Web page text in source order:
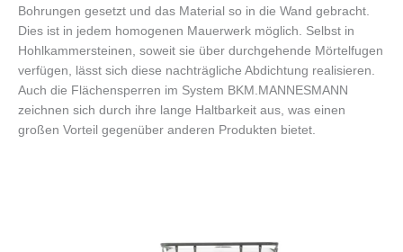
Bohrungen gesetzt und das Material so in die Wand gebracht.
Dies ist in jedem homogenen Mauerwerk möglich. Selbst in
Hohlkammersteinen, soweit sie über durchgehende Mörtelfugen
verfügen, lässt sich diese nachträgliche Abdichtung realisieren.
Auch die Flächensperren im System BKM.MANNESMANN
zeichnen sich durch ihre lange Haltbarkeit aus, was einen
großen Vorteil gegenüber anderen Produkten bietet.